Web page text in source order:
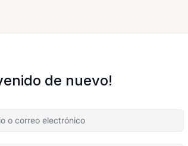
de nuevo!